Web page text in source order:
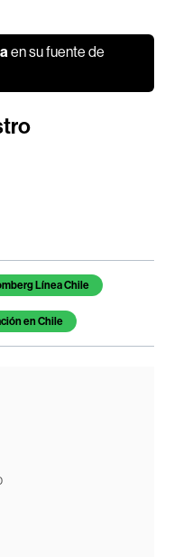
en su fuente de
Línea Chile
en Chile